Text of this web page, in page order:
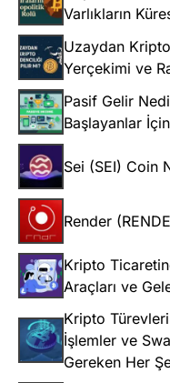
Varlıkların
Uzaydan
Yerçekimi ve
Pasif Gelir
Başlayanlar
Sei (SEI) Coin
Render
Kripto
Araçları ve
Kripto
İşlemler ve
Gereken Her